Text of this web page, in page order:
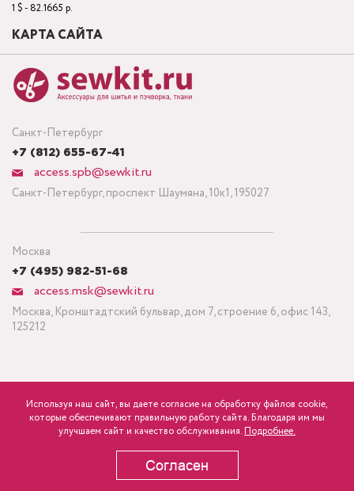
1 205 р. розница Минимальный заказ ткани от 3 метров
В КОРЗИНУ
Санкт-Петербург
+7 (812) 655-67-41
access.spb@sewkit.ru
Санкт-Петербург, проспект Шаумяна, 10к1, 195027
Москва
+7 (495) 982-51-68
access.msk@sewkit.ru
Москва, Кронштадтский бульвар, дом 7, строение 6, офис 143,
125212
1 $ - 82.1665 р.
КАРТА САЙТА
Copyright © 1995-2026 SEWKIT.RU
Политика конфиденциальности
ПОДПИСАТЬСЯ НА НОВОСТИ
Используя наш сайт, вы даете согласие на обработку файлов cookie,
которые обеспечивают правильную работу сайта. Благодаря им мы
улучшаем сайт и качество обслуживания. Подробнее.
Согласен